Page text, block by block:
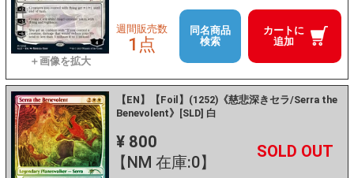
カートに
追加
週間販売数
1点
同名商品
検索
【EN】【Foil】(1252)《慈悲深きセラ/Serra the
Benevolent》[SLD] 白
¥ 800
【NM 在庫:0】
－ +